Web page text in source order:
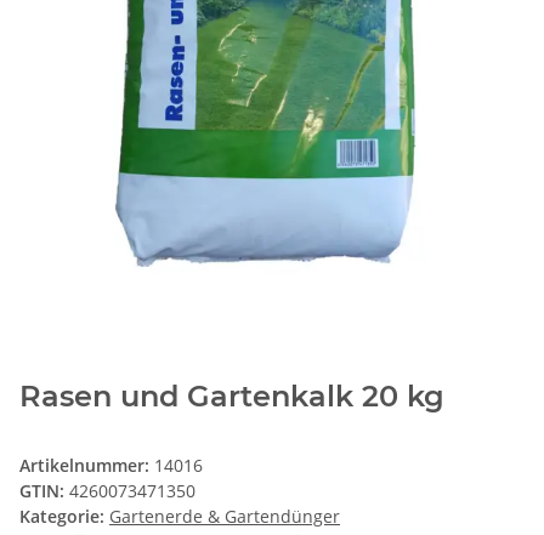
Rasen und Gartenkalk 20 kg
Artikelnummer: 14016
GTIN: 4260073471350
Kategorie: Gartenerde & Gartendünger